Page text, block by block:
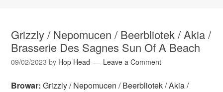
Grizzly / Nepomucen / Beerbliotek / Akia /
Brasserie Des Sagnes Sun Of A Beach
09/02/2023 by Hop Head Leave a Comment
Browar: Grizzly / Nepomucen / Beerbliotek / Akia /